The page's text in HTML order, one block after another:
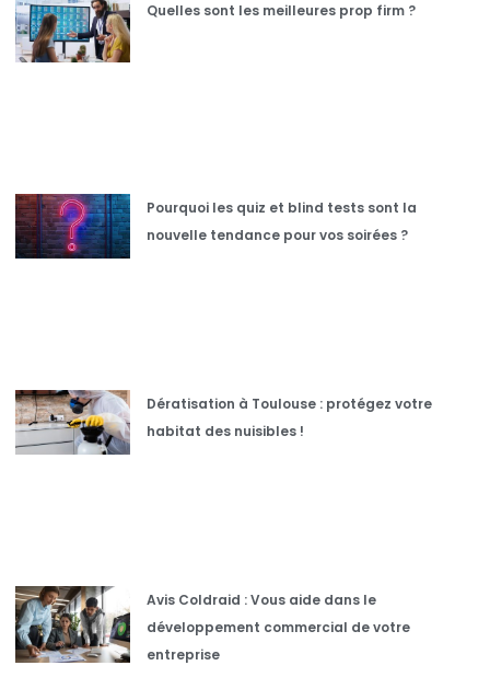
Quelles sont les meilleures prop firm ?
Pourquoi les quiz et blind tests sont la
nouvelle tendance pour vos soirées ?
Dératisation à Toulouse : protégez votre
habitat des nuisibles !
Avis Coldraid : Vous aide dans le
développement commercial de votre
entreprise